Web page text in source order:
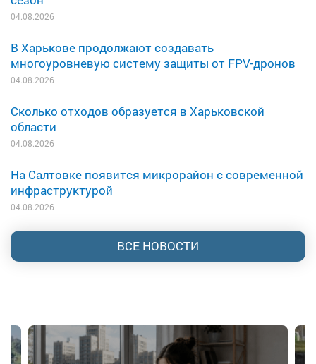
04.08.2026
В Харькове продолжают создавать
многоуровневую систему защиты от FPV-дронов
04.08.2026
Сколько отходов образуется в Харьковской
области
04.08.2026
На Салтовке появится микрорайон с современной
инфраструктурой
04.08.2026
ВСЕ НОВОСТИ
В Харькове планируют создать